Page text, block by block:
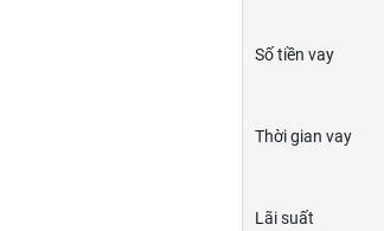
Số tiền vay
Thời gian vay
Lãi suất